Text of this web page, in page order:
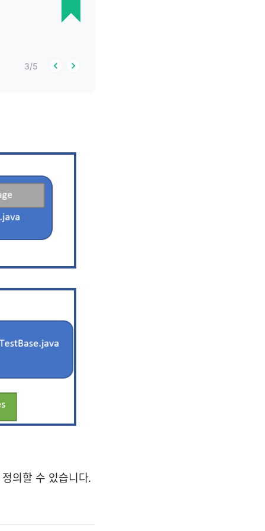
3/5
의할 수 있습니다.